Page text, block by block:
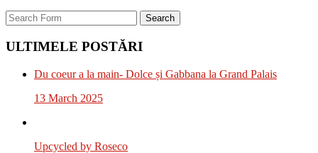
Search
ULTIMELE POSTĂRI
Du coeur a la main- Dolce și Gabbana la Grand Palais
13 March 2025
Upcycled by Roseco